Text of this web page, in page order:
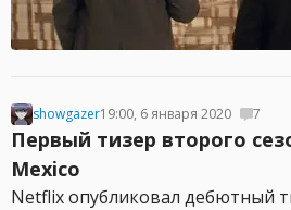
showgazer19:00, 6 января 2020 7
Первый тизер второго
Mexico
Netflix опубликовал дебютный